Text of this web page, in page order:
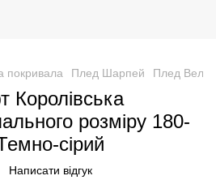
покривала Плед Шарпей Плед
Королівська
розміру 180-
сірий
Написати відгук